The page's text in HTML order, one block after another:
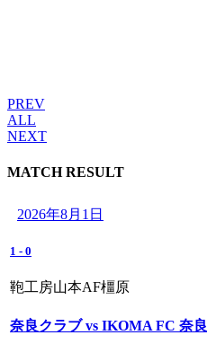
PREV
ALL
NEXT
MATCH RESULT
2026年8月1日
1 - 0
鞄工房山本AF橿原
奈良クラブ vs IKOMA FC 奈良